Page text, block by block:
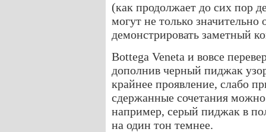
(как продолжает до сих пор
могут не только значительно
демонстрировать заметный
Bottega Veneta и вовсе
дополнив черный пиджак
крайнее проявление, слабо
сдержанные сочетания
например, серый пиджак в
на один тон темнее.